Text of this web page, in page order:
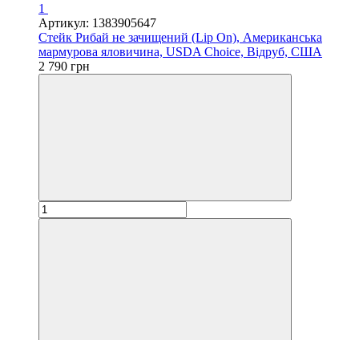
1
Артикул: 1383905647
Стейк Рибай не зачищений (Lip On), Американська
мармурова яловичина, USDA Choice, Відруб, США
2 790 грн